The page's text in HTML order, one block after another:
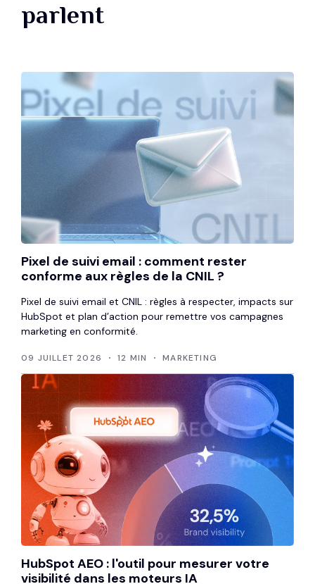
parlent
Pixel de suivi email : comment rester
conforme aux règles de la CNIL ?
Pixel de suivi email et CNIL : règles à respecter, impacts sur
HubSpot et plan d’action pour remettre vos campagnes
marketing en conformité.
09 JUILLET 2026 12 MIN MARKETING
HubSpot AEO : l'outil pour mesurer votre
visibilité dans les moteurs IA